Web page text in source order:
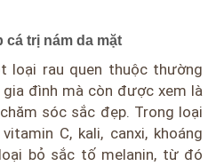
cá trị nám da mặt
loại rau quen thuộc thường
đình mà còn được xem là
sóc sắc đẹp. Trong loại
C, kali, canxi, khoáng
bỏ sắc tố melanin, từ đó